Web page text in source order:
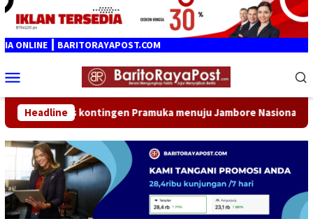
Loncat
konten
Mobile
Headline
menuju Jambore Nasional XII 2026 Gubernur